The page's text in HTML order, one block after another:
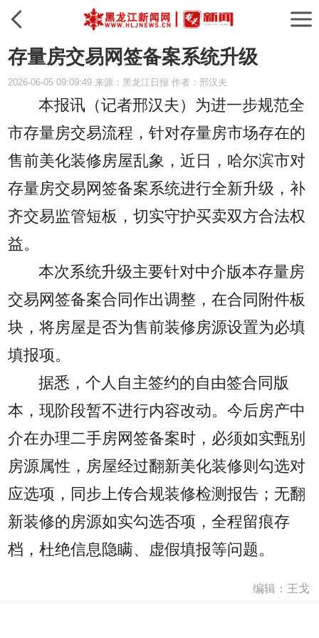
存量房交易网签备案系统升级
2026-06-05 09:09:49 来源：黑龙江日报 作者：邢汉夫
本报讯（记者邢汉夫） 为进一步规范全
市存量房交易流程，针对存量房市场存在的
售前美化装修房屋乱象，近日，哈尔滨市对
存量房交易网签备案系统进行全新升级，补
齐交易监管短板，切实守护买卖双方合法权
益。
本次系统升级主要针对中介版本存量房
交易网签备案合同作出调整，在合同附件板
块，将房屋是否为售前装修房源设置为必填
填报项。
据悉，个人自主签约的自由签合同版
本，现阶段暂不进行内容改动。今后房产中
介在办理二手房网签备案时，必须如实甄别
房源属性，房屋经过翻新美化装修则勾选对
应选项，同步上传合规装修检测报告；无翻
新装修的房源如实勾选否项，全程留痕存
档，杜绝信息隐瞒、虚假填报等问题。
编辑：王戈